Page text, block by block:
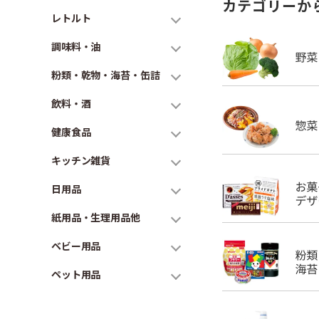
レトルト
調味料・油
粉類・乾物・海苔・缶詰
飲料・酒
健康食品
キッチン雑貨
日用品
紙用品・生理用品他
ベビー用品
ペット用品
カテゴリーか